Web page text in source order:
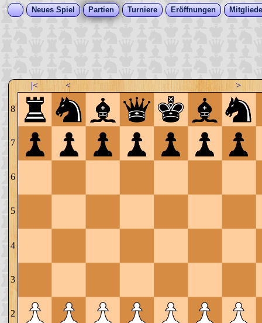
Neues Spiel Partien Turniere Eröffnungen
|< < >
8
7
6
5
4
3
2